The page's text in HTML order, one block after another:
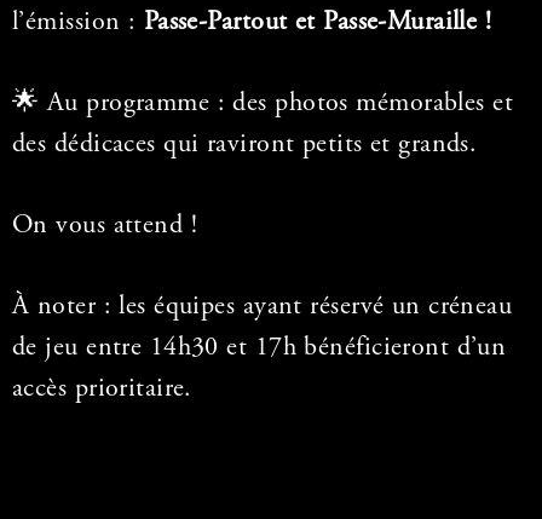
l’émission : Passe-Partout et Passe-Muraille !
🌟 Au programme : des photos mémorables et
des dédicaces qui raviront petits et grands.
On vous attend !
À noter : les équipes ayant réservé un créneau
de jeu entre 14h30 et 17h bénéficieront d’un
accès prioritaire.